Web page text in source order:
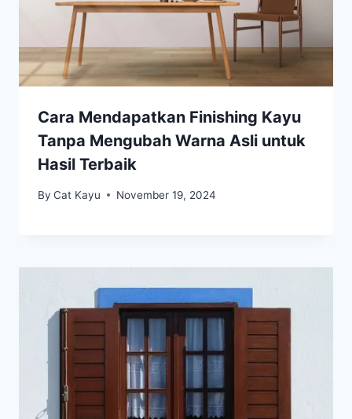
Cara Mendapatkan Finishing Kayu
Tanpa Mengubah Warna Asli untuk
Hasil Terbaik
By Cat Kayu November 19, 2024